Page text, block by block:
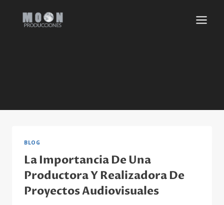
BLOG
La Importancia De Una
Productora Y Realizadora De
Proyectos Audiovisuales